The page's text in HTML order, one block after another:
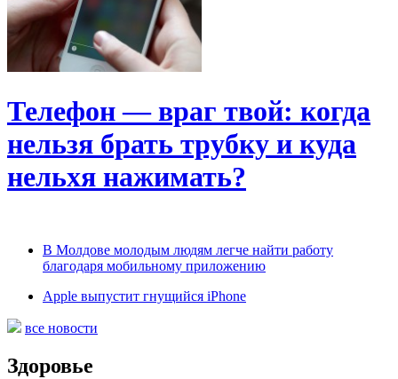
Телефон — враг твой: когда
нельзя брать трубку и куда
нельхя нажимать?
В Молдове молодым людям легче найти работу
благодаря мобильному приложению
Apple выпустит гнущийся iPhone
все новости
Здоровье